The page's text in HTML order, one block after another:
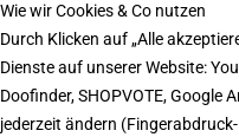
Wie wir Cookies & Co nutzen
Durch Klicken auf „Alle
Dienste auf unserer Website:
Doofinder, SHOPVOTE, Google
jederzeit ändern